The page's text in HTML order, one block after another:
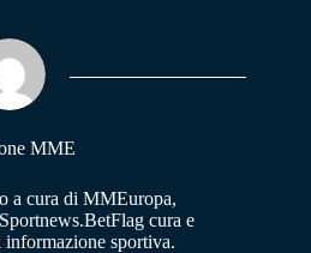
MME
a cura di MMEuropa,
cura e
sportiva.